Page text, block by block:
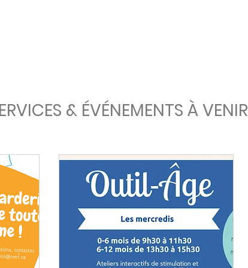
& ÉVÉNEMENTS À VENIR